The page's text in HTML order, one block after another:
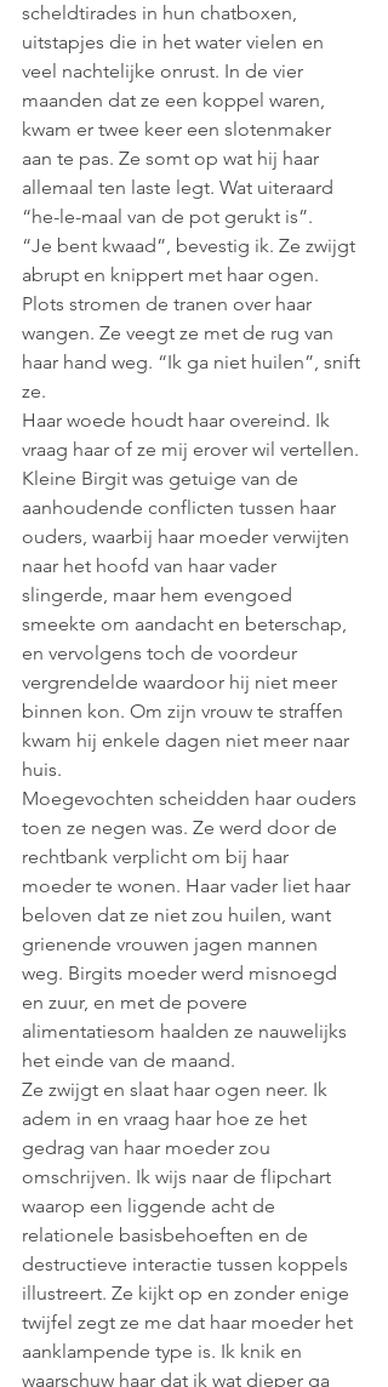
scheldtirades in hun chatboxen,
uitstapjes die in het water vielen en
veel nachtelijke onrust. In de vier
maanden dat ze een koppel waren,
kwam er twee keer een slotenmaker
aan te pas. Ze somt op wat hij haar
allemaal ten laste legt. Wat uiteraard
“he-le-maal van de pot gerukt is”.
“Je bent kwaad”, bevestig ik. Ze zwijgt
abrupt en knippert met haar ogen.
Plots stromen de tranen over haar
wangen. Ze veegt ze met de rug van
haar hand weg. “Ik ga niet huilen”, snift
ze.
Haar woede houdt haar overeind. Ik
vraag haar of ze mij erover wil vertellen.
Kleine Birgit was getuige van de
aanhoudende conflicten tussen haar
ouders, waarbij haar moeder verwijten
naar het hoofd van haar vader
slingerde, maar hem evengoed
smeekte om aandacht en beterschap,
en vervolgens toch de voordeur
vergrendelde waardoor hij niet meer
binnen kon. Om zijn vrouw te straffen
kwam hij enkele dagen niet meer naar
huis.
Moegevochten scheidden haar ouders
toen ze negen was. Ze werd door de
rechtbank verplicht om bij haar
moeder te wonen. Haar vader liet haar
beloven dat ze niet zou huilen, want
grienende vrouwen jagen mannen
weg. Birgits moeder werd misnoegd
en zuur, en met de povere
alimentatiesom haalden ze nauwelijks
het einde van de maand.
Ze zwijgt en slaat haar ogen neer. Ik
adem in en vraag haar hoe ze het
gedrag van haar moeder zou
omschrijven. Ik wijs naar de flipchart
waarop een liggende acht de
relationele basisbehoeften en de
destructieve interactie tussen koppels
illustreert. Ze kijkt op en zonder enige
twijfel zegt ze me dat haar moeder het
aanklampende type is. Ik knik en
waarschuw haar dat ik wat dieper ga